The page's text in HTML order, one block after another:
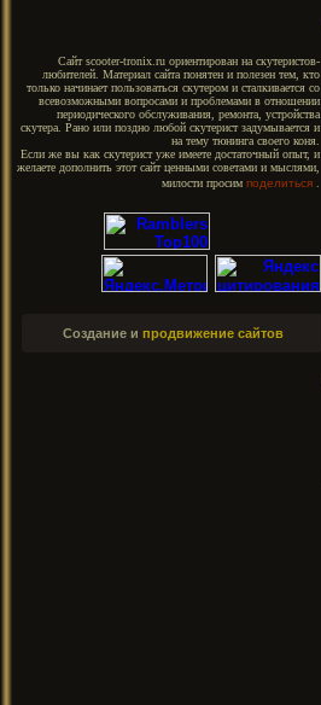
Сайт scooter-tronix.ru ориентирован на скутеристов-
любителей. Материал сайта понятен и полезен тем, кто
только начинает пользоваться скутером и сталкивается со
всевозможными вопросами и проблемами в отношении
периодического обслуживания, ремонта, устройства
скутера. Рано или поздно любой скутерист задумывается и
на тему тюнинга своего коня.
Если же вы как скутерист уже имеете достаточный опыт, и
желаете дополнить этот сайт ценными советами и мыслями,
милости просим поделиться .
Создание и продвижение сайтов